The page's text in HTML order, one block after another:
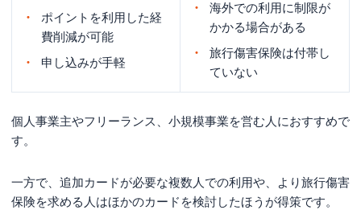
ポイントを利用した経
費削減が可能
申し込みが手軽
海外での利用に制限が
かかる場合がある
旅行傷害保険は付帯し
ていない
個人事業主やフリーランス、小規模事業を営む人におすすめで
す。
一方で、追加カードが必要な複数人での利用や、より旅行傷害
保険を求める人はほかのカードを検討したほうが得策です。